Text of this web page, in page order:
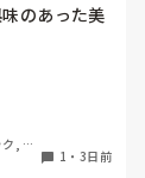
のあった美
という感じ
, リ
1 ・ 3日前